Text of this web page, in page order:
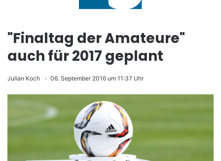
"Finaltag der Amateure"
auch für 2017 geplant
Julian Koch 06. September 2016 um 11:37 Uhr